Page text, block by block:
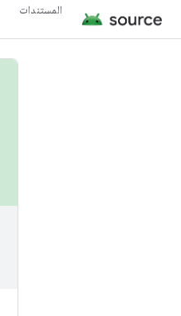
المستندات